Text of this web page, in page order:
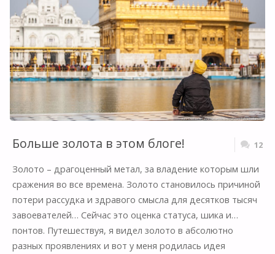
СТАЛ
ЦЕНТРОМ
СЕПЕРАТИЗМА
И
КРОВАВОЙ
ЗВЕЗДА”"
Больше золота в этом блоге! 12
Золото – драгоценный метал, за владение которым шли
сражения во все времена. Золото становилось причиной
потери рассудка и здравого смысла для десятков тысяч
завоевателей… Сейчас это оценка статуса, шика и…
понтов. Путешествуя, я видел золото в абсолютно
разных проявлениях и вот у меня родилась идея